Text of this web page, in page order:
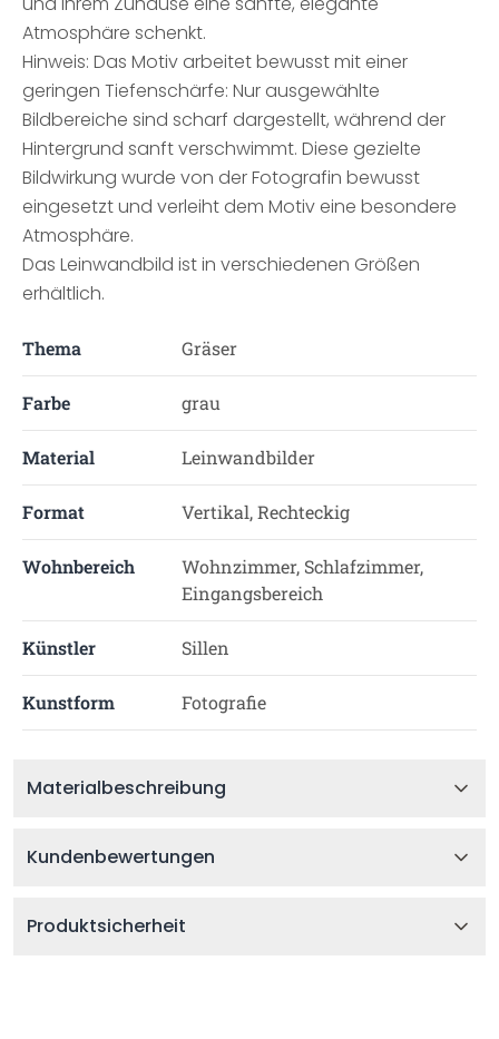
Atmosphäre schenkt.
Hinweis: Das Motiv arbeitet bewusst mit einer
geringen Tiefenschärfe: Nur ausgewählte
Bildbereiche sind scharf dargestellt, während der
Hintergrund sanft verschwimmt. Diese gezielte
Bildwirkung wurde von der Fotografin bewusst
eingesetzt und verleiht dem Motiv eine besondere
Atmosphäre.
Das Leinwandbild ist in verschiedenen Größen
erhältlich.
Thema Gräser
Farbe grau
Material Leinwandbilder
Format Vertikal, Rechteckig
Wohnbereich
Wohnzimmer, Schlafzimmer,
Eingangsbereich
Künstler Sillen
Kunstform Fotografie
Materialbeschreibung
Kundenbewertungen
Produktsicherheit